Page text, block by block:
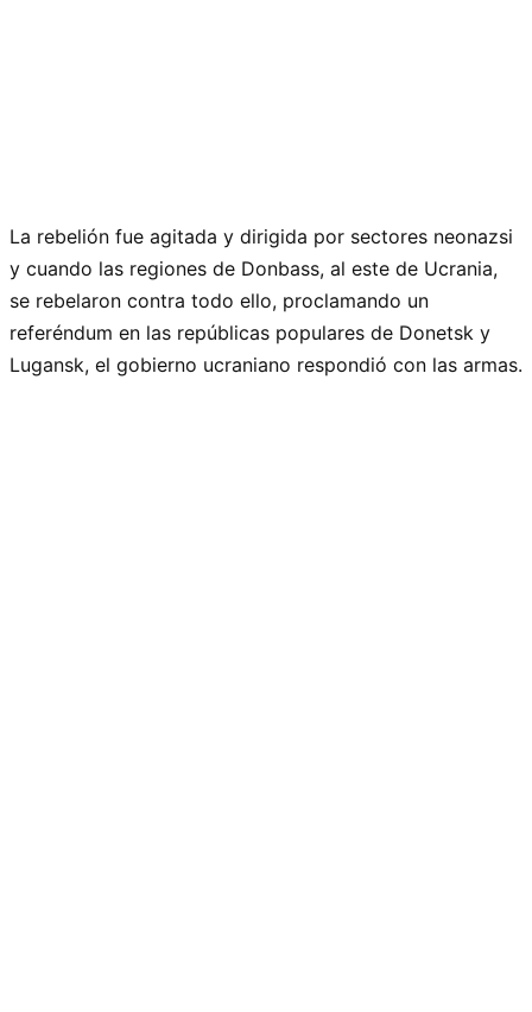
La rebelión fue agitada y dirigida por sectores neonazsi
y cuando las regiones de Donbass, al este de Ucrania,
se rebelaron contra todo ello, proclamando un
referéndum en las repúblicas populares de Donetsk y
Lugansk, el gobierno ucraniano respondió con las armas.